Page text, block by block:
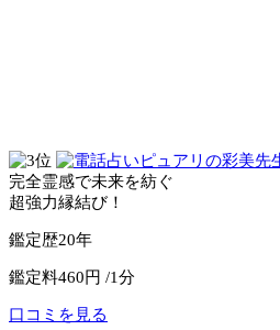
完全霊感で未来を紡ぐ
超強力縁結び！
鑑定歴20年
鑑定料460円 /1分
口コミを見る